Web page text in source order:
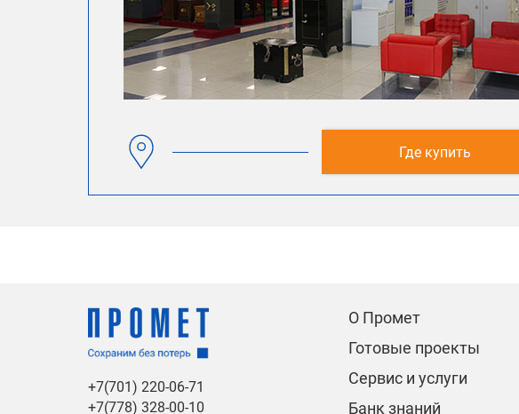
Где купить
+7(701) 220-06-71
+7(778) 328-00-10
О Промет
Готовые проекты
Сервис и услуги
Банк знаний